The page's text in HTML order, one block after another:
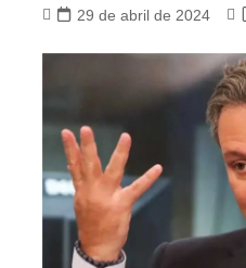
29 de abril de 2024